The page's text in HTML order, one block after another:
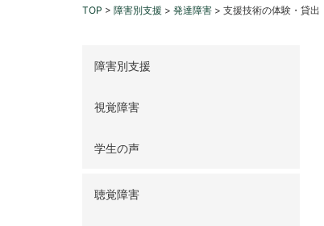
TOP > 障害別支援 > 発達障害 > 支援技術の体験・貸出
障害別支援
視覚障害
学生の声
聴覚障害